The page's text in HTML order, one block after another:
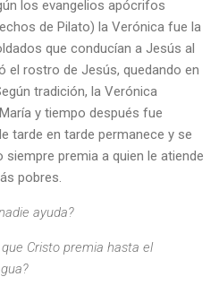
los evangelios apócrifos
de Pilato) la Verónica fue la
que conducían a Jesús al
el rostro de Jesús, quedando en
tradición, la Verónica
y tiempo después fue
tarde en tarde permanece y se
premia a quien le atiende
pobres.
ayuda?
Cristo premia hasta el